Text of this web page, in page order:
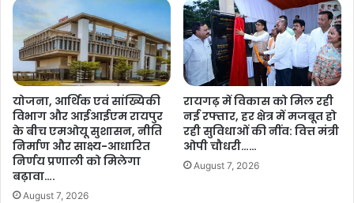
क
ज
रा
ज
वा
की
कि
स्म
त
,
अ
योजना, आर्थिक एवं सांख्यिकी
विभाग और आईआईएम रायपुर
के बीच एमओयू सुशासन, नीति
निर्माण और साक्ष्य-आधारित
निर्णय प्रणाली को मिलेगा
बढ़ावा….
August 7, 2026
रायगढ़ में विकास को मिल रही
नई रफ्तार, हर क्षेत्र में मजबूत हो
रही सुविधाओं की नींव: वित्त मंत्री
ओपी चौधरी……
August 7, 2026